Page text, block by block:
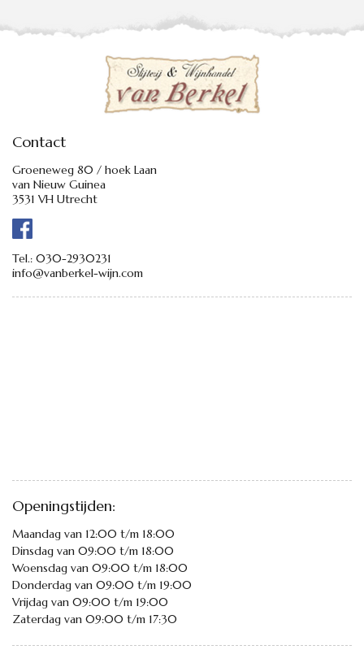
Contact
Groeneweg 80 / hoek Laan
van Nieuw Guinea
3531 VH Utrecht
Tel.: 030-2930231
info@vanberkel-wijn.com
Openingstijden:
Maandag van 12:00 t/m 18:00
Dinsdag van 09:00 t/m 18:00
Woensdag van 09:00 t/m 18:00
Donderdag van 09:00 t/m 19:00
Vrijdag van 09:00 t/m 19:00
Zaterdag van 09:00 t/m 17:30